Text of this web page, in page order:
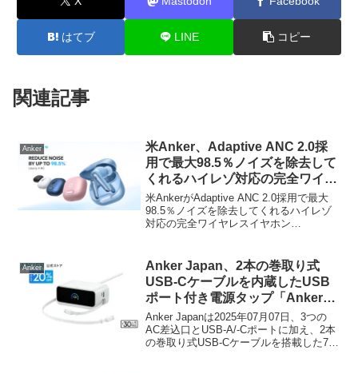
はてブ LINE コピー
関連記事
Anker
米Anker、Adaptive ANC 2.0採
用で最大98.5％ノイズを除去して
くれるハイレゾ対応の完全ワイヤ
レスイヤホン「Soundcore
Liberty 4 NC」を発売。
米AnkerがAdaptive ANC 2.0採用で最大
98.5％ノイズを除去してくれるハイレゾ
対応の完全ワイヤレスイヤホン
Anker
Anker Japan、2本の巻取り式
USB-Cケーブルを内蔵したUSB
ポート付き電源タップ「Anker
Nano Charging Station (7-in-1,
100W, 巻取り式USB-Cケーブ
ル)」のホワイトモデルを発売。
Anker Japanは2025年07月07日、3つの
AC差込口とUSB-A/-Cポートに加え、2本
の巻取り式USB-Cケーブルを搭載した7-